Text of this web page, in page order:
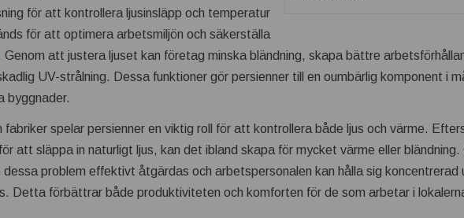
för att kontrollera ljusinsläpp och temperatur
för att optimera arbetsmiljön och säkerställa
Genom att justera ljuset kan företag minska bländning, skapa bättre
UV-strålning. Dessa funktioner gör persienner till en oumbärlig komponent i
byggnader.
fabriker spelar persienner en viktig roll för att kontrollera både ljus och värme.
att släppa in naturligt ljus, kan det ibland skapa för mycket värme eller bländning.
problem effektivt åtgärdas och arbetspersonalen kan hålla sig koncentrerad
Detta förbättrar både produktiviteten och komforten för de som arbetar i